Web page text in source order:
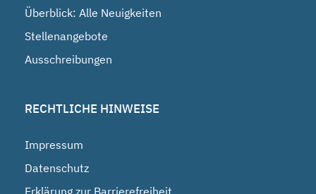
Überblick: Alle Neuigkeiten
Stellenangebote
Ausschreibungen
RECHTLICHE HINWEISE
Impressum
Datenschutz
Erklärung zur Barrierefreiheit